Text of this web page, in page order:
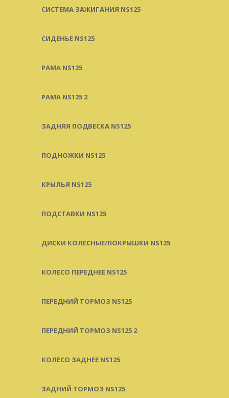
СИСТЕМА ЗАЖИГАНИЯ NS125
СИДЕНЬЕ NS125
РАМА NS125
РАМА NS125 2
ЗАДНЯЯ ПОДВЕСКА NS125
ПОДНОЖКИ NS125
КРЫЛЬЯ NS125
ПОДСТАВКИ NS125
ДИСКИ КОЛЕСНЫЕ/ПОКРЫШКИ NS125
КОЛЕСО ПЕРЕДНЕЕ NS125
ПЕРЕДНИЙ ТОРМОЗ NS125
ПЕРЕДНИЙ ТОРМОЗ NS125 2
КОЛЕСО ЗАДНЕЕ NS125
ЗАДНИЙ ТОРМОЗ NS125